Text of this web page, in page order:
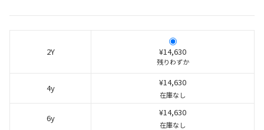
2Y ¥14,630
残りわずか
4y
¥14,630
在庫なし
6y
¥14,630
在庫なし